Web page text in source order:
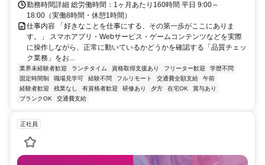
勤務時間詳細 総労働時間：1ヶ月あたり160時間 平日 9:00～
18:00（実働8時間・休憩1時間）
仕事内容 「好きなことを仕事にする、その第一歩がここにありま
す。」 スマホアプリ・Webサービス・ゲームコンテンツなどを実際
に操作しながら、正常に動いているかどうかを確認する「品質チェッ
ク業務」をお...
業界未経験者歓迎 ランチタイム 資格取得支援あり フリーター歓迎
学歴不問
固定時間制
職場見学可 経験不問 フルリモート 交通費全額支給
午前
経験者歓迎
残業なし 有資格者歓迎 研修あり 夕方 在宅OK
賞与あり
ブランクOK
交通費支給
正社員